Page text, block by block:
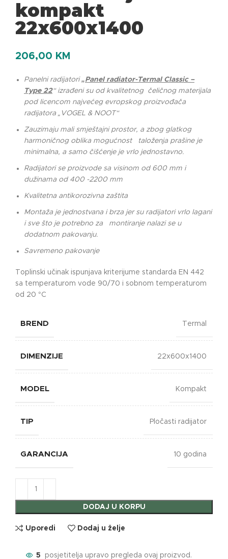
kompakt
22x600x1400
206,00 KM
Panelni radijatori „Panel radiator-Termal Classic –
Type 22“ izrađeni su od kvalitetnog čeličnog materijala
pod licencom najvećeg evropskog proizvođača
radijatora „VOGEL & NOOT“
Zauzimaju mali smještajni prostor, a zbog glatkog
harmoničnog oblika mogućnost taloženja prašine je
minimalna, a samo čišćenje je vrlo jednostavno.
Radijatori se proizvode sa visinom od 600 mm i
dužinama od 400 -2200 mm
Kvalitetna antikorozivna zaštita
Montaža je jednostvana i brza jer su radijatori vrlo lagani
i sve što je potrebno za montiranje nalazi se u
dodatnom pakovanju.
Savremeno pakovanje
Toplinski učinak ispunjava kriterijume standarda EN 442
sa temperaturom vode 90/70 i sobnom temperaturom
od 20 °C
BREND Termal
DIMENZIJE 22x600x1400
MODEL Kompakt
TIP Pločasti radijator
GARANCIJA 10 godina
DODAJ U KORPU
Uporedi Dodaj u želje
5 posjetitelja upravo pregleda ovaj proizvod.